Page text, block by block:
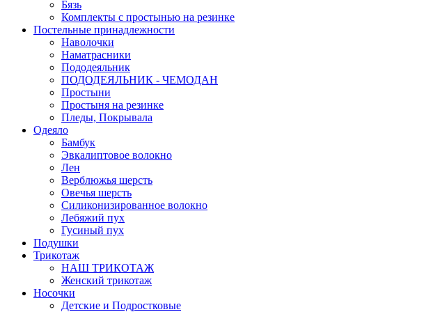
Бязь
Комплекты с простынью на резинке
Постельные принадлежности
Наволочки
Наматрасники
Пододеяльник
ПОДОДЕЯЛЬНИК - ЧЕМОДАН
Простыни
Простыня на резинке
Пледы, Покрывала
Одеяло
Бамбук
Эвкалиптовое волокно
Лен
Верблюжья шерсть
Овечья шерсть
Силиконизированное волокно
Лебяжий пух
Гусиный пух
Подушки
Трикотаж
НАШ ТРИКОТАЖ
Женский трикотаж
Носочки
Детские и Подростковые